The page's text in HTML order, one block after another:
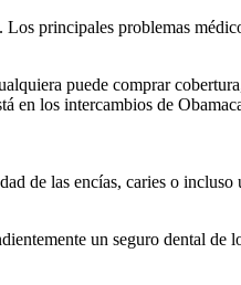
principales problemas
puede comprar
los intercambios de
de las encías, caries o
un seguro dental de